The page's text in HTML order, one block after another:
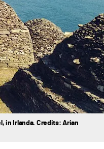
in Irlanda. Credits: Arian